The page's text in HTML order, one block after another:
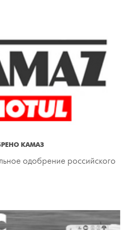
КАМАЗ
одобрение российского